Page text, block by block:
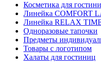
Косметика для
Линейка COMFORT
Линейка RELAX
Одноразовые тапочки
Предметы
Товары с логотипом
Халаты для гостиниц